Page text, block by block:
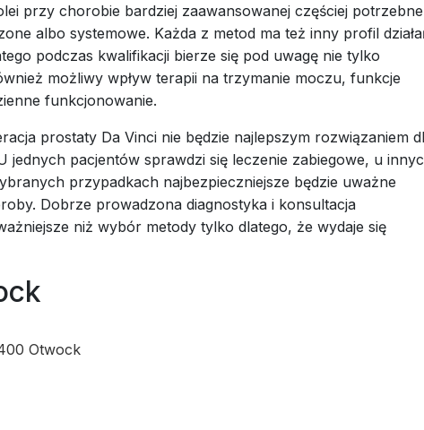
przy chorobie bardziej zaawansowanej częściej potrzebne
albo systemowe. Każda z metod ma też inny profil
podczas kwalifikacji bierze się pod uwagę nie tylko
możliwy wpływ terapii na trzymanie moczu, funkcje
funkcjonowanie.
prostaty Da Vinci nie będzie najlepszym rozwiązaniem
jednych pacjentów sprawdzi się leczenie zabiegowe, u
przypadkach najbezpieczniejsze będzie uważne
Dobrze prowadzona diagnostyka i konsultacja
niż wybór metody tylko dlatego, że wydaje się
Otwock